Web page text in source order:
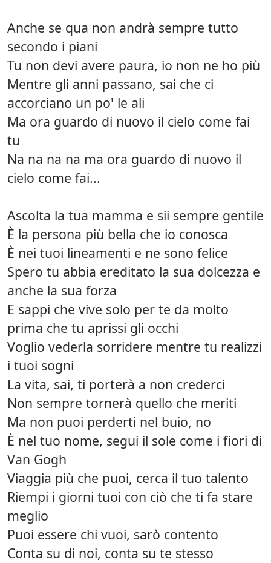
Anche se qua non andrà sempre tutto
secondo i piani
Tu non devi avere paura, io non ne ho più
Mentre gli anni passano, sai che ci
accorciano un po' le ali
Ma ora guardo di nuovo il cielo come fai
tu
Na na na na ma ora guardo di nuovo il
cielo come fai...
Ascolta la tua mamma e sii sempre gentile
È la persona più bella che io conosca
È nei tuoi lineamenti e ne sono felice
Spero tu abbia ereditato la sua dolcezza e
anche la sua forza
E sappi che vive solo per te da molto
prima che tu aprissi gli occhi
Voglio vederla sorridere mentre tu realizzi
i tuoi sogni
La vita, sai, ti porterà a non crederci
Non sempre tornerà quello che meriti
Ma non puoi perderti nel buio, no
È nel tuo nome, segui il sole come i fiori di
Van Gogh
Viaggia più che puoi, cerca il tuo talento
Riempi i giorni tuoi con ciò che ti fa stare
meglio
Puoi essere chi vuoi, sarò contento
Conta su di noi, conta su te stesso